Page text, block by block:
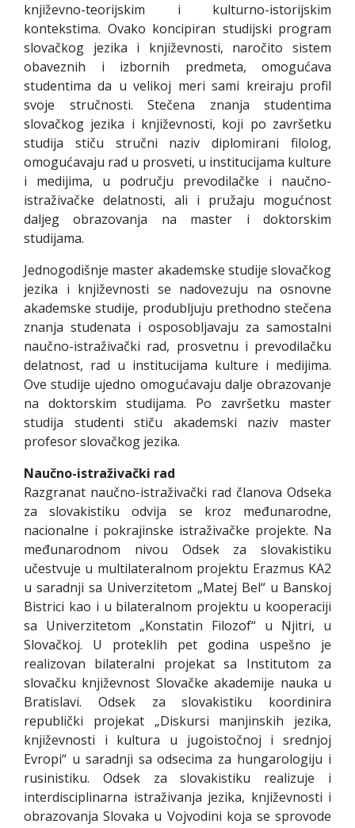
književno-teorijskim i kulturno-istorijskim
kontekstima. Ovako koncipiran studijski program
slovačkog jezika i književnosti, naročito sistem
obaveznih i izbornih predmeta, omogućava
studentima da u velikoj meri sami kreiraju profil
svoje stručnosti. Stečena znanja studentima
slovačkog jezika i književnosti, koji po završetku
studija stiču stručni naziv diplomirani filolog,
omogućavaju rad u prosveti, u institucijama kulture
i medijima, u području prevodilačke i naučno-
istraživačke delatnosti, ali i pružaju mogućnost
daljeg obrazovanja na master i doktorskim
studijama.
Jednogodišnje master akademske studije slovačkog
jezika i književnosti se nadovezuju na osnovne
akademske studije, produbljuju prethodno stečena
znanja studenata i osposobljavaju za samostalni
naučno-istraživački rad, prosvetnu i prevodilačku
delatnost, rad u institucijama kulture i medijima.
Ove studije ujedno omogućavaju dalje obrazovanje
na doktorskim studijama. Po završetku master
studija studenti stiču akademski naziv master
profesor slovačkog jezika.
Naučno-istraživački rad
Razgranat naučno-istraživački rad članova Odseka
za slovakistiku odvija se kroz međunarodne,
nacionalne i pokrajinske istraživačke projekte. Na
međunarodnom nivou Odsek za slovakistiku
učestvuje u multilateralnom projektu Erazmus KA2
u saradnji sa Univerzitetom „Matej Bel“ u Banskoj
Bistrici kao i u bilateralnom projektu u kooperaciji
sa Univerzitetom „Konstatin Filozof“ u Njitri, u
Slovačkoj. U proteklih pet godina uspešno je
realizovan bilateralni projekat sa Institutom za
slovačku književnost Slovačke akademije nauka u
Bratislavi. Odsek za slovakistiku koordinira
republički projekat „Diskursi manjinskih jezika,
književnosti i kultura u jugoistočnoj i srednjoj
Evropi“ u saradnji sa odsecima za hungarologiju i
rusinistiku. Odsek za slovakistiku realizuje i
interdisciplinarna istraživanja jezika, književnosti i
obrazovanja Slovaka u Vojvodini koja se sprovode